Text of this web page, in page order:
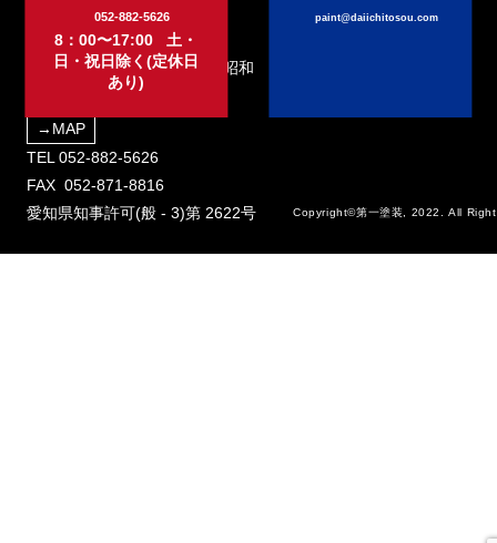
052-882-5626
8：00〜17:00 土・
日・祝日除く(定休日
あり)
paint@daiichitosou.com
〒466-0064 愛知県名古屋市昭和
区鶴舞二丁目16番17号
→MAP
TEL052-882-5626
FAX 052-871-8816
愛知県知事許可(般 - 3)第 2622号
Copyright©第一塗装, 2022. All